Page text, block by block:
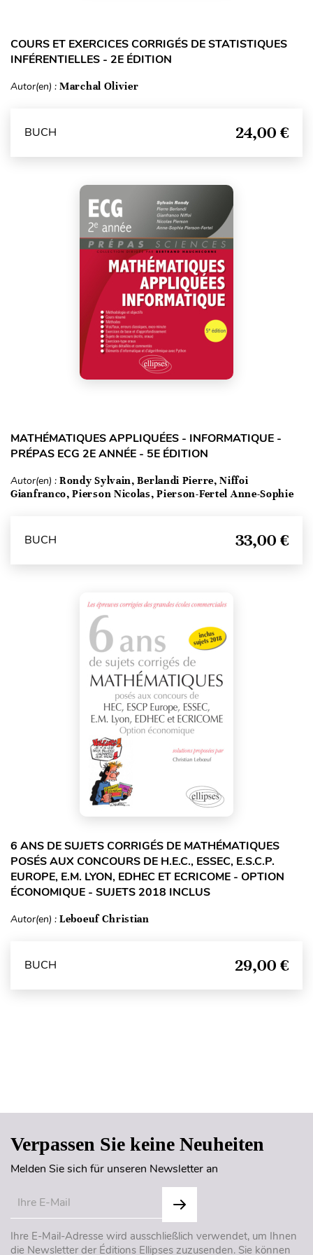
COURS ET EXERCICES CORRIGÉS DE STATISTIQUES
INFÉRENTIELLES - 2E ÉDITION
Autor(en) : Marchal Olivier
BUCH 24,00 €
MATHÉMATIQUES APPLIQUÉES - INFORMATIQUE -
PRÉPAS ECG 2E ANNÉE - 5E ÉDITION
Autor(en) : Rondy Sylvain, Berlandi Pierre, Niffoi
Gianfranco, Pierson Nicolas, Pierson-Fertel Anne-Sophie
BUCH 33,00 €
6 ANS DE SUJETS CORRIGÉS DE MATHÉMATIQUES
POSÉS AUX CONCOURS DE H.E.C., ESSEC, E.S.C.P.
EUROPE, E.M. LYON, EDHEC ET ECRICOME - OPTION
ÉCONOMIQUE - SUJETS 2018 INCLUS
Autor(en) : Leboeuf Christian
BUCH 29,00 €
Verpassen Sie keine Neuheiten
Melden Sie sich für unseren Newsletter an
Ihre E-Mail-Adresse wird ausschließlich verwendet, um Ihnen
die Newsletter der Éditions Ellipses zuzusenden. Sie können